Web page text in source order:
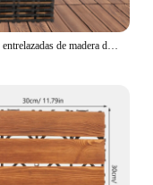
Baldosas entrelazadas de madera dura para Patio, azulejos impermeables para exteriores, 36 piezas, color marrón, 12x12 pulgadas